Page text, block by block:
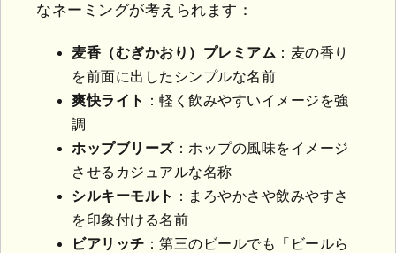
なネーミングが考えられます：
麦香（むぎかおり）プレミアム ：麦の香り
を前面に出したシンプルな名前
爽快ライト
：軽く飲みやすいイメージを強
調
ホップブリーズ：ホップの風味をイメージ
させるカジュアルな名称
シルキーモルト
：まろやかさや飲みやすさ
を印象付ける名前
ビアリッチ ：第三のビールでも「ビールら